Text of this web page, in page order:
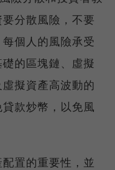
分散風險，不要
個人的風險承受
的區塊鏈、虛擬
擬資產高波動的
款炒幣，以免風
置的重要性，並